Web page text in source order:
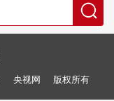
央视网 版权所有